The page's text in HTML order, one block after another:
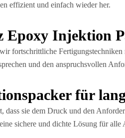
effizient und einfach wieder her.
Epoxy Injektion
fortschrittliche Fertigungstechniken
und den anspruchsvollen
für
dass sie dem Druck und den
sichere und dichte Lösung für alle